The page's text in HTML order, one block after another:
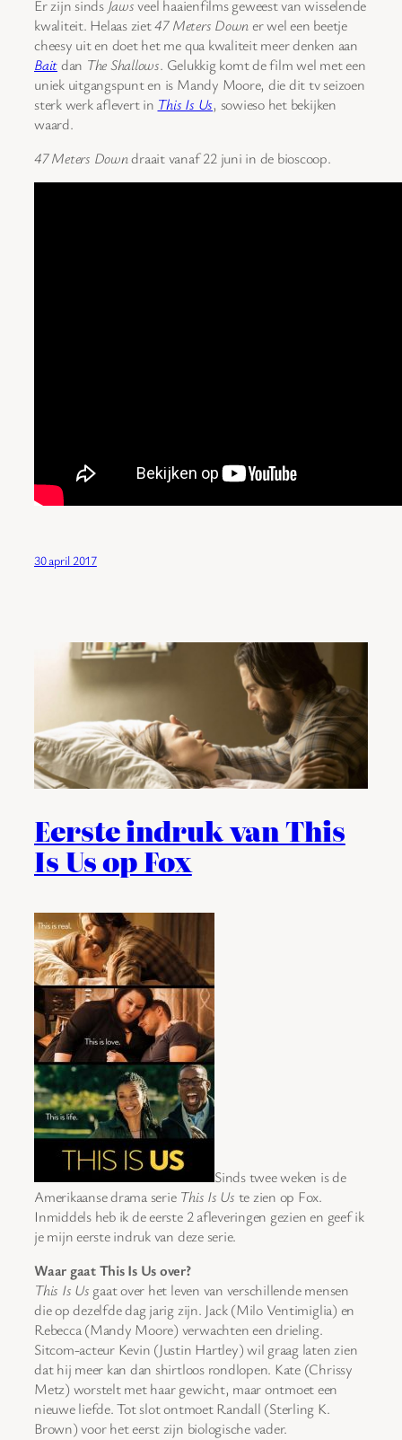
Er zijn sinds Jawsveel haaienfilms geweest van wisselende
kwaliteit. Helaas ziet47 Meters Downer wel een beetje
cheesy uit en doet het me qua kwaliteit meer denken aan
Baitdan The Shallows. Gelukkig komt de film wel met een
uniek uitgangspunt en is Mandy Moore, die dit tv seizoen
sterk werk aflevert in This Is Us, sowieso het bekijken
waard.
47 Meters Downdraait vanaf 22 juni in de bioscoop.
30 april 2017
Eerste indruk van This
Is Us op Fox
Sinds twee weken is de
Amerikaanse drama serie This Is Us te zien op Fox.
Inmiddels heb ik de eerste 2 afleveringen gezien en geef ik
je mijn eerste indruk van deze serie.
Waar gaat This Is Us over?
This Is Us gaat over het leven van verschillende mensen
die op dezelfde dag jarig zijn. Jack (Milo Ventimiglia) en
Rebecca (Mandy Moore) verwachten een drieling.
Sitcom-acteur Kevin (Justin Hartley) wil graag laten zien
dat hij meer kan dan shirtloos rondlopen. Kate (Chrissy
Metz) worstelt met haar gewicht, maar ontmoet een
nieuwe liefde. Tot slot ontmoet Randall (Sterling K.
Brown) voor het eerst zijn biologische vader.